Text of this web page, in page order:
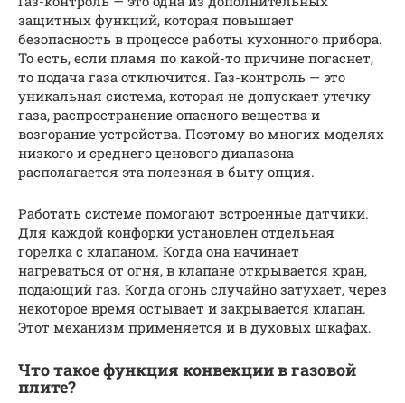
защитных функций, которая повышает
безопасность в процессе работы кухонного прибора.
То есть, если пламя по какой-то причине погаснет,
то подача газа отключится. Газ-контроль — это
уникальная система, которая не допускает утечку
газа, распространение опасного вещества и
возгорание устройства. Поэтому во многих моделях
низкого и среднего ценового диапазона
располагается эта полезная в быту опция.
Работать системе помогают встроенные датчики.
Для каждой конфорки установлен отдельная
горелка с клапаном. Когда она начинает
нагреваться от огня, в клапане открывается кран,
подающий газ. Когда огонь случайно затухает, через
некоторое время остывает и закрывается клапан.
Этот механизм применяется и в духовых шкафах.
Что такое функция конвекции в газовой
плите?